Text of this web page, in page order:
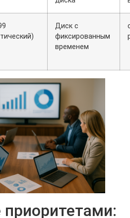
Диск с
фиксированным
временем
приоритетами: